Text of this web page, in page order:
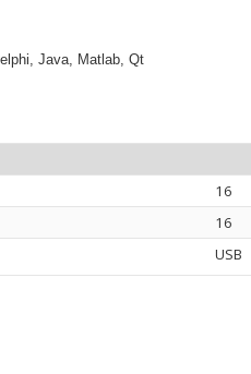
Java, Matlab, Qt
16
16
USB